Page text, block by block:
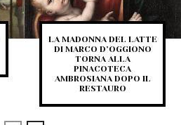
LA MADONNA DEL LATTE
DI MARCO D’OGGIONO
TORNA ALLA
PINACOTECA
AMBROSIANA DOPO IL
RESTAURO